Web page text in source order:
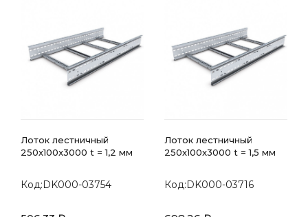
Лоток лестничный
250х100x3000 t = 1,2 мм
Код:DK000-03754
Лоток лестничный
250х100x3000 t = 1,5 мм
Код:DK000-03716